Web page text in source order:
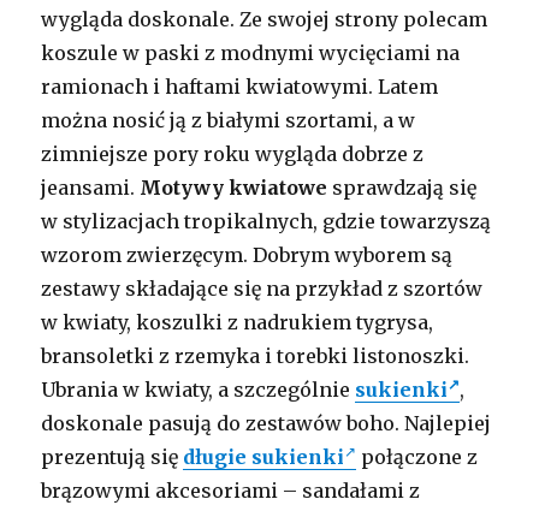
wygląda doskonale. Ze swojej strony polecam
koszule w paski z modnymi wycięciami na
ramionach i haftami kwiatowymi. Latem
można nosić ją z białymi szortami, a w
zimniejsze pory roku wygląda dobrze z
jeansami. Motywy kwiatowe sprawdzają się
w stylizacjach tropikalnych, gdzie towarzyszą
wzorom zwierzęcym. Dobrym wyborem są
zestawy składające się na przykład z szortów
w kwiaty, koszulki z nadrukiem tygrysa,
bransoletki z rzemyka i torebki listonoszki.
Ubrania w kwiaty, a szczególnie sukienki ,
doskonale pasują do zestawów boho. Najlepiej
prezentują się długie sukienki
połączone z
brązowymi akcesoriami – sandałami z